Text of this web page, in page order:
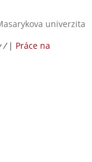
univerzita
/ | Práce na